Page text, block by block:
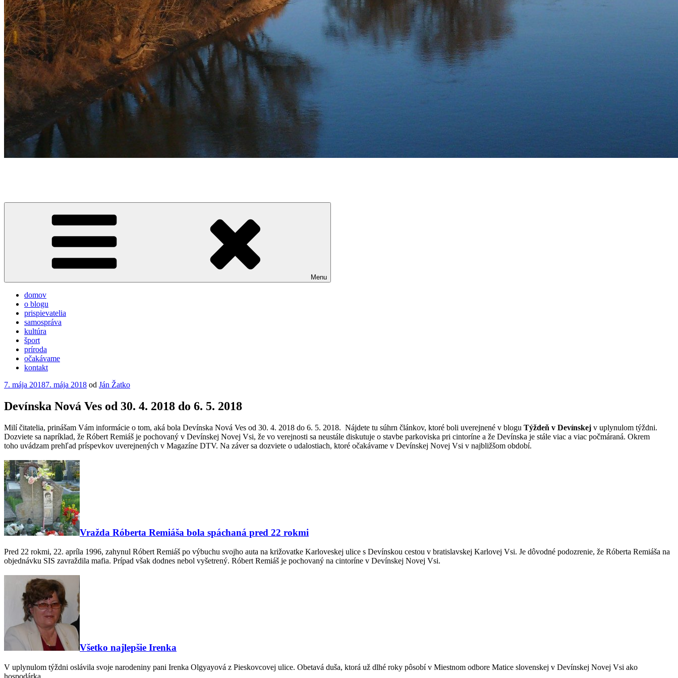
Menu
domov
o blogu
prispievatelia
samospráva
kultúra
šport
príroda
očakávame
kontakt
Publikované
7. mája 20187. mája 2018 od Ján Žatko
Devínska Nová Ves od 30. 4. 2018 do 6. 5. 2018
Milí čitatelia, prinášam Vám informácie o tom, aká bola Devínska Nová Ves od 30. 4. 2018 do 6. 5. 2018. Nájdete tu súhrn článkov, ktoré boli uverejnené v blogu Týždeň v Devínskej v uplynulom týždni.
Dozviete sa napríklad, že Róbert Remiáš je pochovaný v Devínskej Novej Vsi, že vo verejnosti sa neustále diskutuje o stavbe parkoviska pri cintoríne a že Devínska je stále viac a viac počmáraná. Okrem
toho uvádzam prehľad príspevkov uverejnených v Magazíne DTV. Na záver sa dozviete o udalostiach, ktoré očakávame v Devínskej Novej Vsi v najbližšom období.
Vražda Róberta Remiáša bola spáchaná pred 22 rokmi
Pred 22 rokmi, 22. apríla 1996, zahynul Róbert Remiáš po výbuchu svojho auta na križovatke Karloveskej ulice s Devínskou cestou v bratislavskej Karlovej Vsi. Je dôvodné podozrenie, že Róberta Remiáša na
objednávku SIS zavraždila mafia. Prípad však dodnes nebol vyšetrený. Róbert Remiáš je pochovaný na cintoríne v Devínskej Novej Vsi.
Všetko najlepšie Irenka
V uplynulom týždni oslávila svoje narodeniny pani Irenka Olgyayová z Pieskovcovej ulice. Obetavá duša, ktorá už dlhé roky pôsobí v Miestnom odbore Matice slovenskej v Devínskej Novej Vsi ako
hospodárka.